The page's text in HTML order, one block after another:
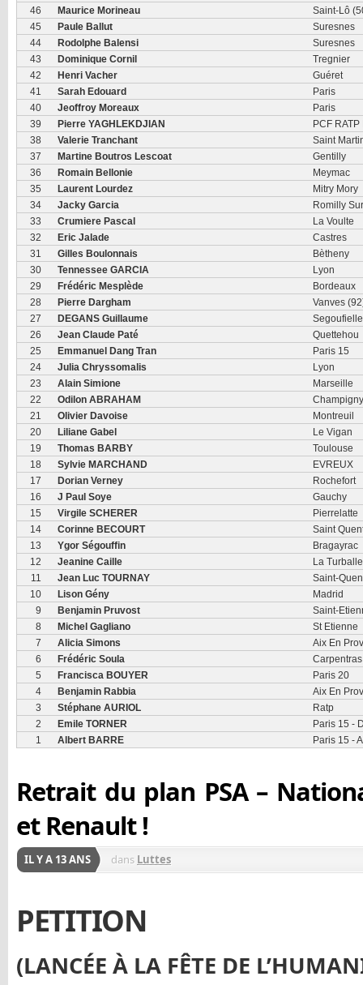
46
Maurice Morineau
Saint-Lô
45
Paule Ballut
Suresnes
44
Rodolphe Balensi
Suresnes
43
Dominique Cornil
Tregnier
42
Henri Vacher
Guéret
41
Sarah Edouard
Paris
40
Jeoffroy Moreaux
Paris
39
Pierre YAGHLEKDJIAN
PCF RATP
38
Valerie Tranchant
Saint
37
Martine Boutros Lescoat
Gentilly
36
Romain Bellonie
Meymac
35
Laurent Lourdez
Mitry Mory
34
Jacky Garcia
Romilly
33
Crumiere Pascal
La Voulte
32
Eric Jalade
Castres
31
Gilles Boulonnais
Bètheny
30
Tennessee GARCIA
Lyon
29
Frédéric Mesplède
Bordeaux
28
Pierre Dargham
Vanves
27
DEGANS Guillaume
26
Jean Claude Paté
Quettehou
25
Emmanuel Dang Tran
Paris 15
24
Julia Chryssomalis
Lyon
23
Alain Simione
Marseille
22
Odilon ABRAHAM
21
Olivier Davoise
Montreuil
20
Liliane Gabel
Le Vigan
19
Thomas BARBY
Toulouse
18
Sylvie MARCHAND
EVREUX
17
Dorian Verney
Rochefort
16
J Paul Soye
Gauchy
15
Virgile SCHERER
Pierrelatte
14
Corinne BECOURT
Saint
13
Ygor Ségouffin
Bragayrac
12
Jeanine Caille
La Turballe
11
Jean Luc TOURNAY
Saint-
10
Lison Gény
Madrid
9
Benjamin Pruvost
Saint-
8
Michel Gagliano
St Etienne
7
Alicia Simons
Aix En
6
Frédéric Soula
Carpentras
5
Francisca BOUYER
Paris 20
4
Benjamin Rabbia
Aix En
3
Stéphane AURIOL
Ratp
2
Emile TORNER
Paris 15 -
1
Albert BARRE Paris 15 -
Retrait du plan PSA –
et Renault !
IL Y A 13 ANS dans Luttes
PETITION
(LANCÉE À LA FÊTE DE